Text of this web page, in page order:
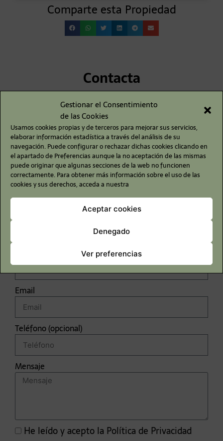
Gestionar el Consentimiento
de las Cookies
Usamos cookies propias y de terceros para mejorar sus servicios,
elaborar información estadística a través del análisis de su
navegación. Puede configurar o rechazar dichas cookies clicando en
el apartado de Preferencias aunque la no aceptación de las mismas
puede originar que algunas secciones de la web no funcionen
correctamente. Para obtener más información sobre el uso de las
cookies y sus derechos, acceda a nuestra
Aceptar cookies
Denegado
Ver preferencias
Comparte esta Propiedad
Contacta
Email
Teléfono (opcional)
Mensaje
He leído y acepto la Política de Privacidad